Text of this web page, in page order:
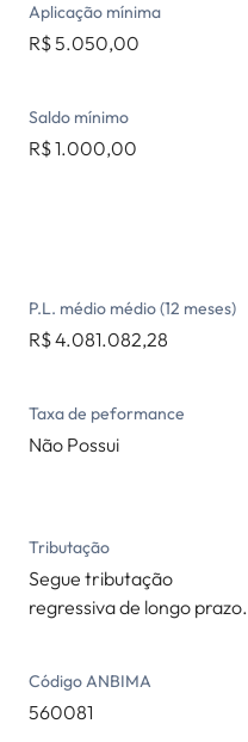
Aplicação mínima
R$ 5.050,00
Saldo mínimo
R$ 1.000,00
P.L. médio médio (12 meses)
R$ 4.081.082,28
Taxa de peformance
Não Possui
Tributação
Segue tributação
regressiva de longo prazo.
Código ANBIMA
560081